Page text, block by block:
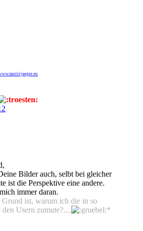
Bilder auch, selbt bei gleicher
ist die Perspektive eine andere.
immer daran.
Grund ist, warum ich die in so
Usern zumute?....
*